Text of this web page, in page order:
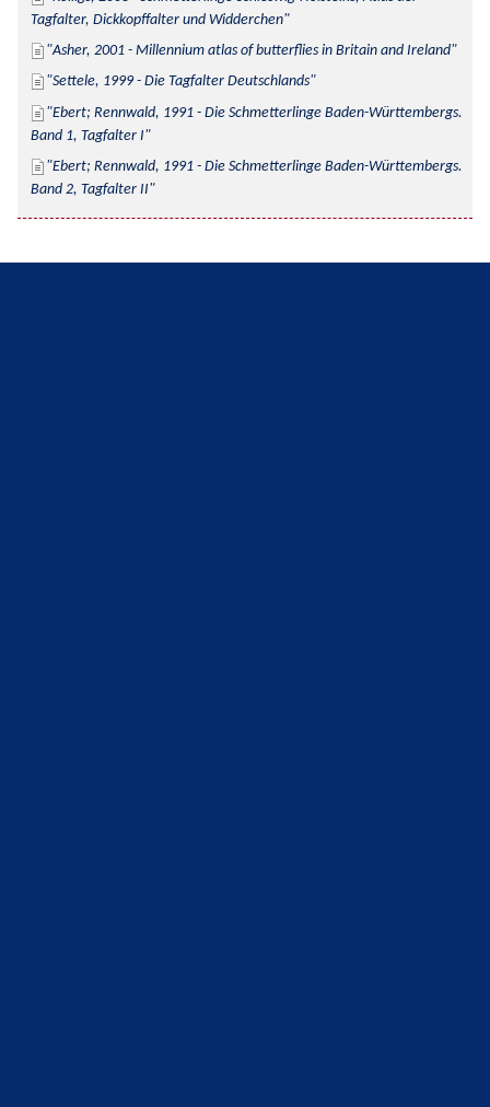
Tagfalter, Dickkopffalter und Widderchen
Asher, 2001 - Millennium atlas of butterflies in Britain and Ireland
Settele, 1999 - Die Tagfalter Deutschlands
Ebert; Rennwald, 1991 - Die Schmetterlinge Baden-Württembergs.
Band 1, Tagfalter I
Ebert; Rennwald, 1991 - Die Schmetterlinge Baden-Württembergs.
Band 2, Tagfalter II